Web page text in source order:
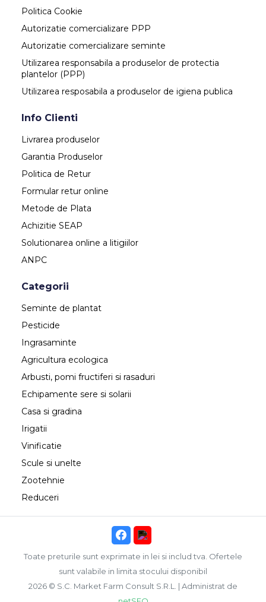
Politica Cookie
Autorizatie comercializare PPP
Autorizatie comercializare seminte
Utilizarea responsabila a produselor de protectia
plantelor (PPP)
Utilizarea resposabila a produselor de igiena publica
Info Clienti
Livrarea produselor
Garantia Produselor
Politica de Retur
Formular retur online
Metode de Plata
Achizitie SEAP
Solutionarea online a litigiilor
ANPC
Categorii
Seminte de plantat
Pesticide
Ingrasaminte
Agricultura ecologica
Arbusti, pomi fructiferi si rasaduri
Echipamente sere si solarii
Casa si gradina
Irigatii
Vinificatie
Scule si unelte
Zootehnie
Reduceri
Toate preturile sunt exprimate in lei si includ tva. Ofertele
sunt valabile in limita stocului disponibil
2026 © S.C. Market Farm Consult S.R.L. | Administrat de